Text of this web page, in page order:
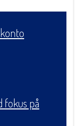
fokus på